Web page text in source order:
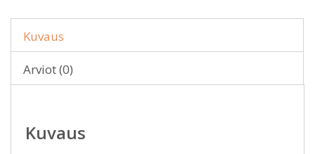
Kuvaus
Arviot (0)
Kuvaus